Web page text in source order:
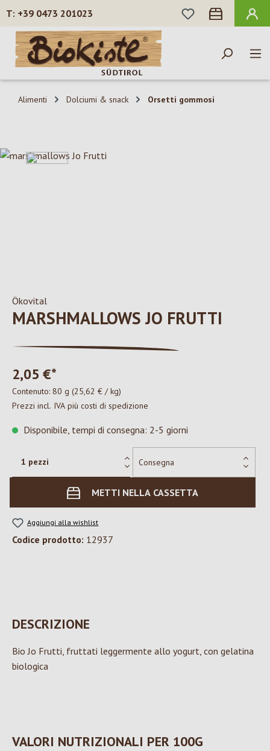
Passa al contenuto principale
+39 0473 201023
HAI 0 ARTICOLI
Alimenti Dolciumi & snack Orsetti gommosi
Salta la galleria di immagini
Ökovital
MARSHMALLOWS JO FRUTTI
2,05 €*
Contenuto: 80 g (25,62 € / kg)
Prezzi incl. IVA più costi di spedizione
Disponibile, tempi di consegna: 2-5 giorni
METTI NELLA CASSETTA
Aggiungi alla wishlist
Codice prodotto: 12937
DESCRIZIONE
Bio Jo Frutti, fruttati leggermente allo yogurt, con gelatina
biologica
VALORI NUTRIZIONALI PER 100G